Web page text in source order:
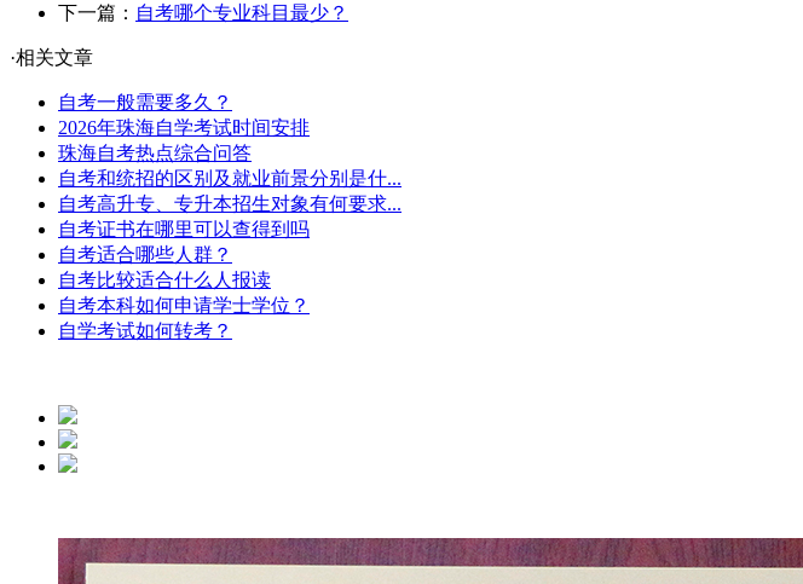
下一篇： 自考哪个专业科目最少？
·相关文章
自考一般需要多久？
2026年珠海自学考试时间安排
珠海自考热点综合问答
自考和统招的区别及就业前景分别是什...
自考高升专、专升本招生对象有何要求...
自考证书在哪里可以查得到吗
自考适合哪些人群？
自考比较适合什么人报读
自考本科如何申请学士学位？
自学考试如何转考？